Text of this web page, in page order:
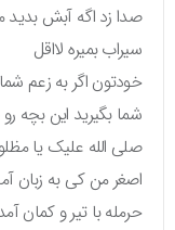
صدا زد اگه آبش بدید
سیراب بمیره لااقل
خودتون اگر به زعم شما
شما بگیرید این بچه
صلی الله علیک یا مظلوم
اصغر من کی به زبان آمده
حرمله با تیر و کمان آمده